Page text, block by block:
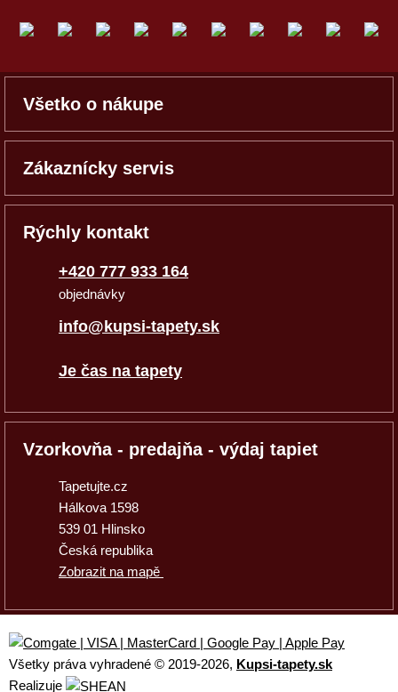
Všetko o nákupe
Zákaznícky servis
Rýchly kontakt
+420 777 933 164
objednávky
info@kupsi-tapety.sk
Je čas na tapety
Vzorkovňa - predajňa - výdaj tapiet
Tapetujte.cz
Hálkova 1598
539 01 Hlinsko
Česká republika
Zobrazit na mapě
Všetky práva vyhradené © 2019-2026, Kupsi-tapety.sk
Realizuje